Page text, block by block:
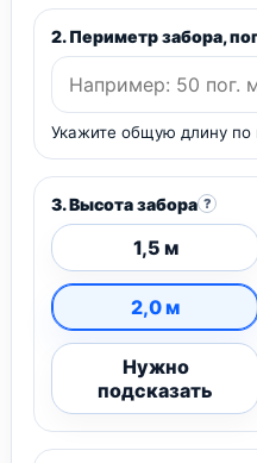
2. Периметр забора,
Укажите общую длину по
3. Высота забора ?
1,5 м
2,0 м
Нужно
подсказать